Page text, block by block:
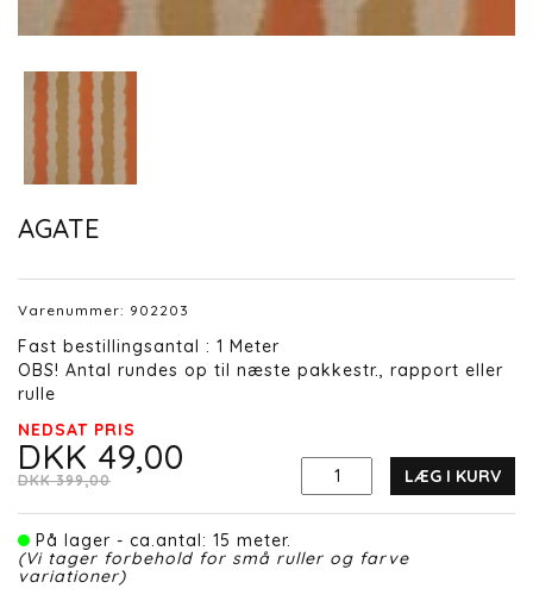
AGATE
Varenummer: 902203
Fast bestillingsantal : 1 Meter
OBS! Antal rundes op til næste pakkestr., rapport eller
rulle
NEDSAT PRIS
DKK 49,00
DKK 399,00 LÆG I KURV
På lager - ca.antal: 15 meter.
(Vi tager forbehold for små ruller og farve
variationer)